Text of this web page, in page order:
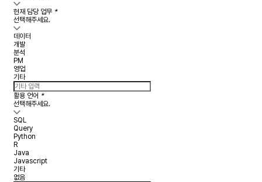
현재 담당 업무 *
선택해주세요.
데이터
개발
분석
PM
영업
기타
활용 언어 *
선택해주세요.
SQL
Query
Python
R
Java
Javascript
기타
없음